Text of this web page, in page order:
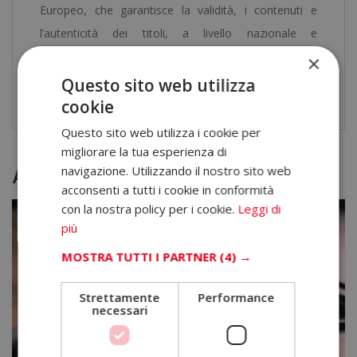
Europeo, che garantisce la validità, i contenuti e
l’autenticità dei titoli, a livello nazionale e
Scarica ilprogramma formativo.
Altri corsi
×
Questo sito web utilizza
cookie
Questo sito web utilizza i cookie per
migliorare la tua esperienza di
navigazione. Utilizzando il nostro sito web
acconsenti a tutti i cookie in conformità
con la nostra policy per i cookie. Leggi di
più
MOSTRA TUTTI I PARTNER (4) →
Strettamente
necessari
Performance